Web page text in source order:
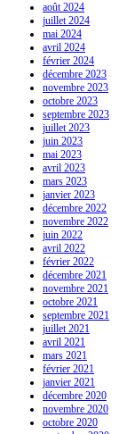
août 2024
juillet 2024
mai 2024
avril 2024
février 2024
décembre 2023
novembre 2023
octobre 2023
septembre 2023
juillet 2023
juin 2023
mai 2023
avril 2023
mars 2023
janvier 2023
décembre 2022
novembre 2022
juin 2022
avril 2022
février 2022
décembre 2021
novembre 2021
octobre 2021
septembre 2021
juillet 2021
avril 2021
mars 2021
février 2021
janvier 2021
décembre 2020
novembre 2020
octobre 2020